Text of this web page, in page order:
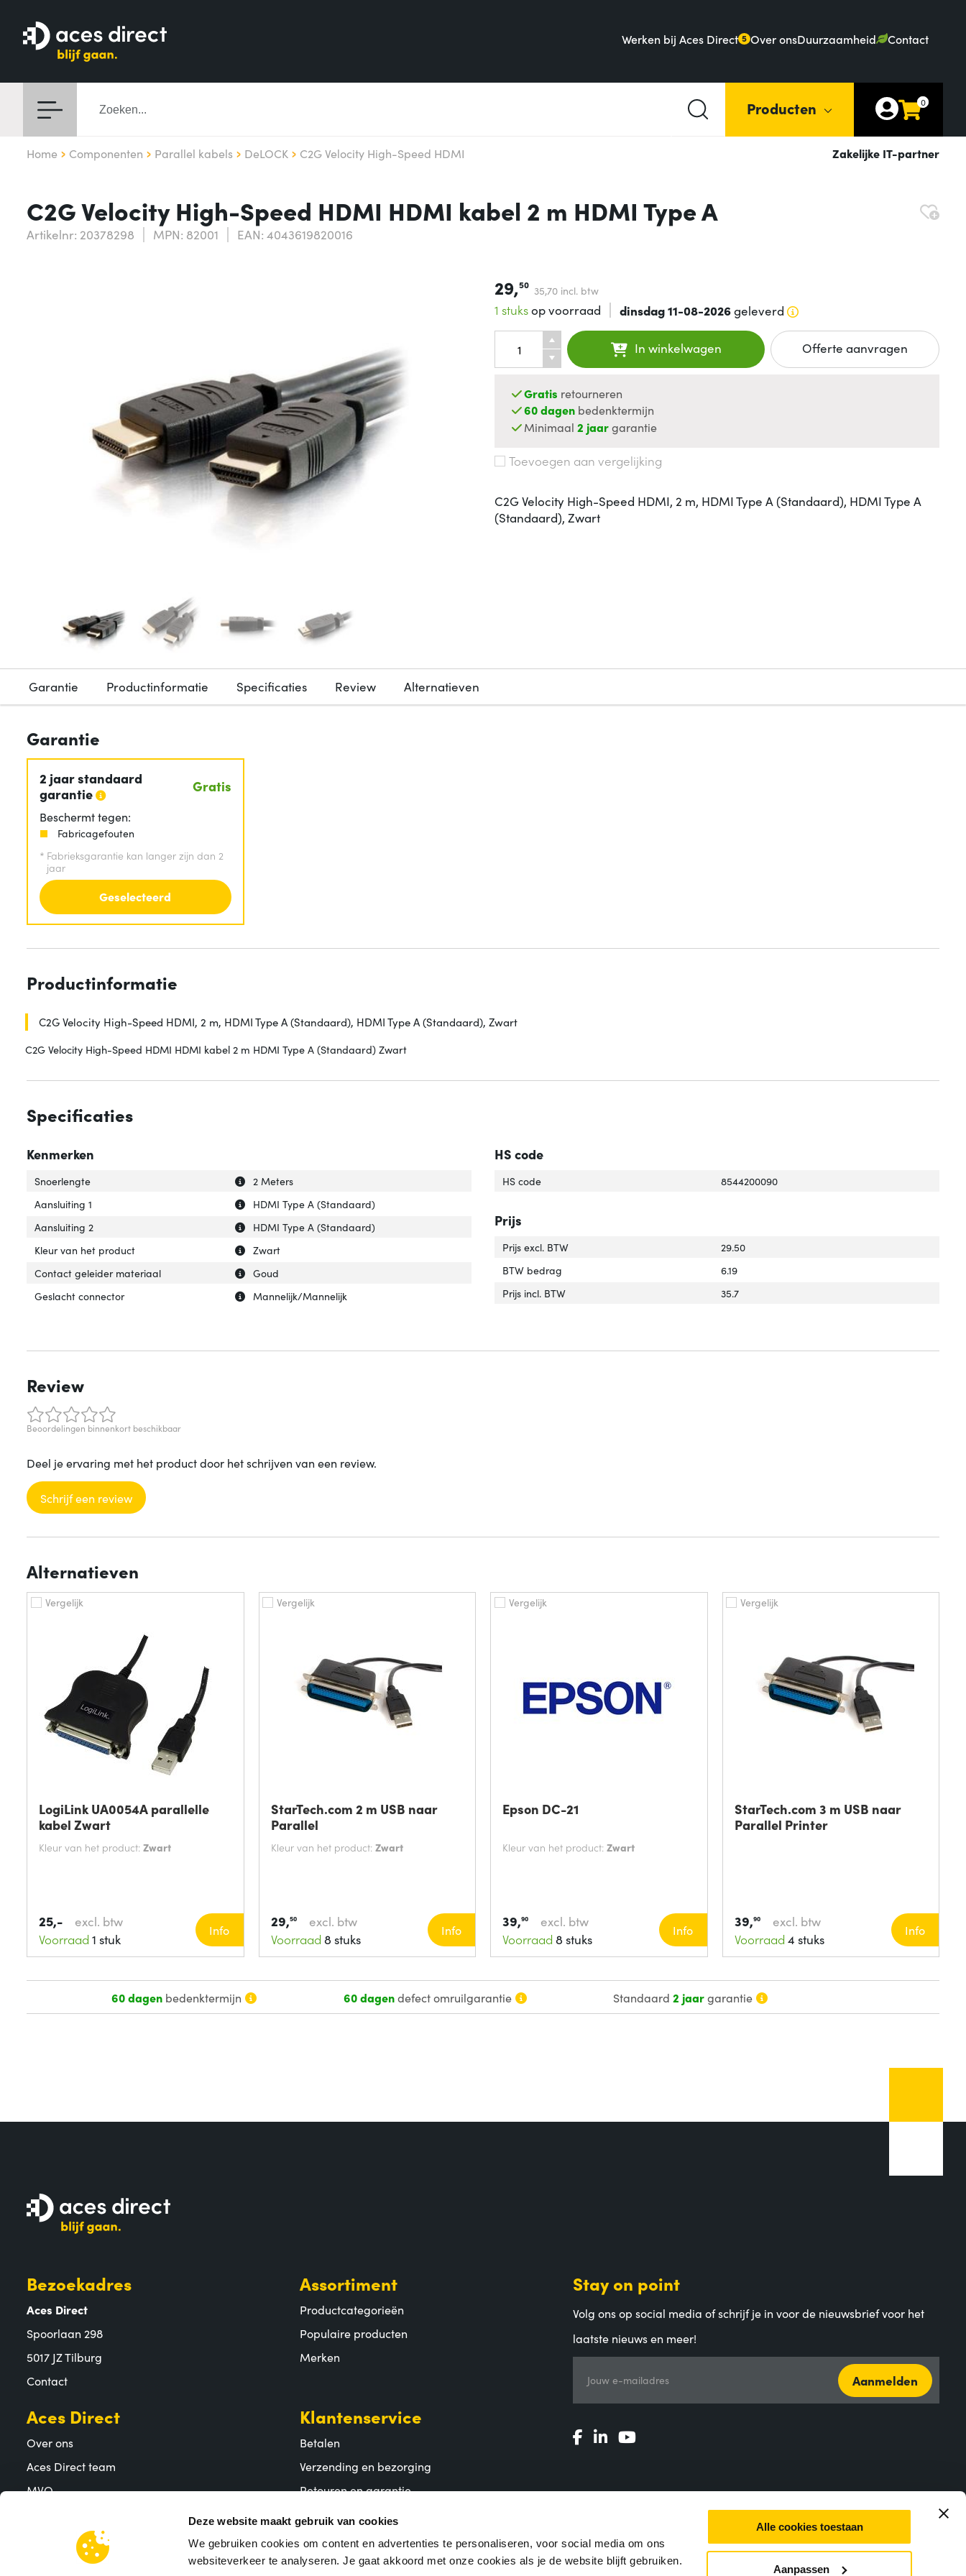
Deze website maakt gebruik van cookies
We gebruiken cookies om content en advertenties te personaliseren, voor social media om ons
websiteverkeer te analyseren. Je gaat akkoord met onze cookies als je de website blijft gebruiken.
Alle cookies toestaan
Aanpassen
Werken bij Aces Direct 5 Over onsDuurzaamheid Contact
Producten 0
Home Componenten Parallel kabels DeLOCK C2G Velocity High-Speed HDMI Zakelijke IT-partner
C2G Velocity High-Speed HDMI HDMI kabel 2 m HDMI Type A
Artikelnr: 20378298 MPN: 82001 EAN: 4043619820016
29,50 35,70 incl. btw
1 stuksop voorraad dinsdag 11-08-2026geleverd
In winkelwagen Offerte aanvragen
Gratis retourneren
60 dagen bedenktermijn
Minimaal2 jaargarantie
Toevoegen aan vergelijking
C2G Velocity High-Speed HDMI, 2 m, HDMI Type A (Standaard), HDMI Type A
(Standaard), Zwart
Garantie Productinformatie Specificaties Review Alternatieven
Garantie
2 jaar standaard
garantie
Gratis
Beschermt tegen:
Fabricagefouten
* Fabrieksgarantie kan langer zijn dan 2
jaar
Geselecteerd
Productinformatie
C2G Velocity High-Speed HDMI, 2 m, HDMI Type A (Standaard), HDMI Type A (Standaard), Zwart
C2G Velocity High-Speed HDMI HDMI kabel 2 m HDMI Type A (Standaard) Zwart
Specificaties
Kenmerken
Uitleg over 'Snoerlengte'
Verberg uitleg over 'Snoerlengte'
Snoerlengte
2 Meters
Uitleg over 'Aansluiting 1'
Verberg uitleg over 'Aansluiting 1'
Aansluiting 1
HDMI Type A (Standaard)
Uitleg over 'Aansluiting 2'
Verberg uitleg over 'Aansluiting 2'
Aansluiting 2
HDMI Type A (Standaard)
Uitleg over 'Kleur van het product'
Verberg uitleg over 'Kleur van het product'
Kleur van het product
Zwart
Uitleg over 'Contact geleider materiaal'
Verberg uitleg over 'Contact geleider materiaal'
Contact geleider materiaal
Goud
Uitleg over 'Geslacht connector'
Verberg uitleg over 'Geslacht connector'
Geslacht connector Mannelijk/Mannelijk
HS code
HS code 8544200090
Prijs
Prijs excl. BTW
29.50
BTW bedrag
6.19
Prijs incl. BTW
35.7
Review
Beoordelingen binnenkort beschikbaar
Deel je ervaring met het product door het schrijven van een review.
Schrijf een review
Alternatieven
Vergelijk
LogiLink UA0054A parallelle
kabel Zwart
Kleur van het product: Zwart
25,-
excl. btw
Voorraad 1 stuk
Info
Vergelijk
StarTech.com 2 m USB naar
Parallel
Kleur van het product: Zwart
29,50
excl. btw
Voorraad 8 stuks
Info
Vergelijk
Epson DC-21
Kleur van het product: Zwart
39,90
excl. btw
Voorraad 8 stuks
Info
Vergelijk
StarTech.com 3 m USB naar
Parallel Printer
39,90
excl. btw
Voorraad 4 stuks
Info
60 dagenbedenktermijn 60 dagendefect omruilgarantie Standaard2 jaargarantie
Bezoekadres
Aces Direct
Spoorlaan 298
5017 JZ Tilburg
Contact
Assortiment
Productcategorieën
Populaire producten
Merken
Aces Direct
Over ons
Aces Direct team
MVO
Klantenservice
Betalen
Verzending en bezorging
Retouren en garantie
Veelgestelde vragen
Stay on point
Volg ons op social media of schrijf je in voor de nieuwsbrief voor het
laatste nieuws en meer!
Jouw e-mailadres Aanmelden